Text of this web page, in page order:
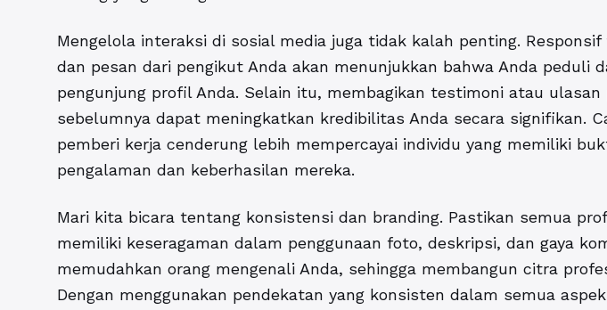
Mengelola interaksi di sosial media juga tidak kalah penting.
dan pesan dari pengikut Anda akan menunjukkan bahwa Anda peduli
pengunjung profil Anda. Selain itu, membagikan testimoni atau
sebelumnya dapat meningkatkan kredibilitas Anda secara signifikan.
pemberi kerja cenderung lebih mempercayai individu yang memiliki
pengalaman dan keberhasilan mereka.
Mari kita bicara tentang konsistensi dan branding. Pastikan semua
memiliki keseragaman dalam penggunaan foto, deskripsi, dan gaya
memudahkan orang mengenali Anda, sehingga membangun citra
Dengan menggunakan pendekatan yang konsisten dalam semua